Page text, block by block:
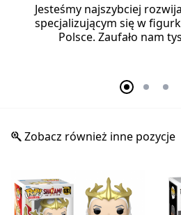
Jesteśmy najszybciej
specjalizującym się w
Polsce. Zaufało nam
Zobacz również inne pozycje